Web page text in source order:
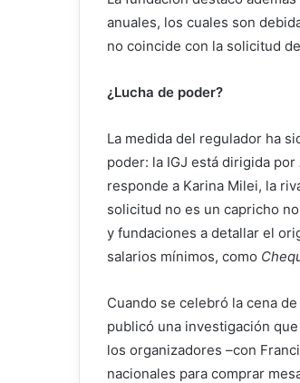
anuales, los cuales son
no coincide con la solicitud
¿Lucha de poder?
La medida del regulador ha
poder: la IGJ está dirigida
responde a Karina Milei, la
solicitud no es un capricho
y fundaciones a detallar el
salarios mínimos, como
Cuando se celebró la cena
publicó una investigación
los organizadores –con
nacionales para comprar